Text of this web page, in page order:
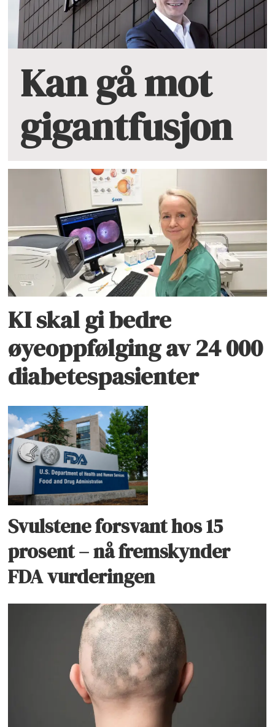
Kan gå mot
gigantfusjon
KI skal gi bedre
øyeoppfølging av 24 000
diabetespasienter
Svulstene forsvant hos 15
prosent – nå fremskynder
FDA vurderingen